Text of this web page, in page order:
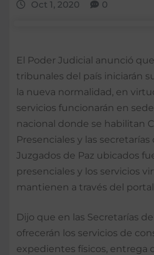
Oct 1, 2020 0
El Poder Judicial anunció
tribunales del país iniciarán
la nueva normalidad, en
servicios funcionarán en
nacional donde se habilitan
Presenciales y las
Juzgados de Paz ubicados
presenciales y los servicios
mantienen a través del
Dijo que en las Secretarías
ofrecerán los servicios de
expedientes físicos, entrega